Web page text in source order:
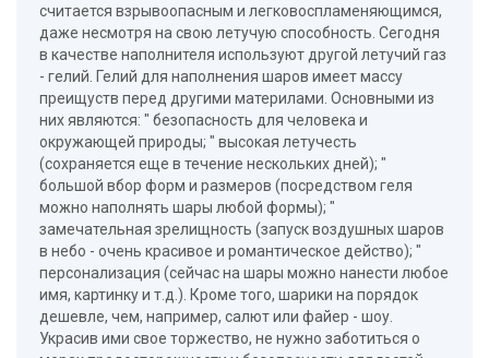
считается взрывоопасным и легковоспламеняющимся,
даже несмотря на свою летучую способность. Сегодня
в качестве наполнителя используют другой летучий газ
- гелий. Гелий для наполнения шаров имеет массу
преищуств перед другими материлами. Основными из
них являются: " безопасность для человека и
окружающей природы; " высокая летучесть
(сохраняется еще в течение нескольких дней); "
большой вбор форм и размеров (посредством геля
можно наполнять шары любой формы); "
замечательная зрелищность (запуск воздушных шаров
в небо - очень красивое и романтическое действо); "
персонализация (сейчас на шары можно нанести любое
имя, картинку и т.д.). Кроме того, шарики на порядок
дешевле, чем, например, салют или файер - шоу.
Украсив ими свое торжество, не нужно заботиться о